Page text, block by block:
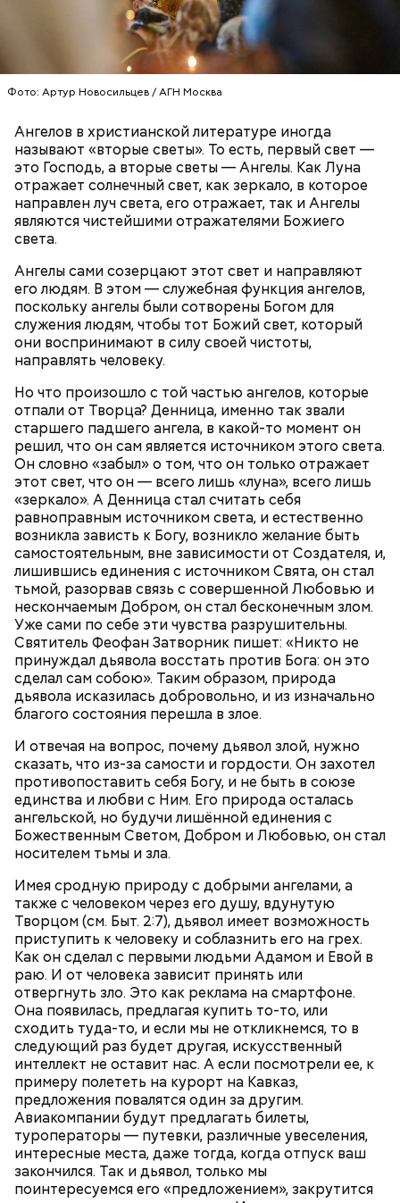
Фото: Артур Новосильцев / АГН Москва
Ангелов в христианской литературе иногда
называют «вторые светы». То есть, первый свет —
это Господь, а вторые светы — Ангелы. Как Луна
отражает солнечный свет, как зеркало, в которое
направлен луч света, его отражает, так и Ангелы
являются чистейшими отражателями Божиего
света.
Ангелы сами созерцают этот свет и направляют
его людям. В этом — служебная функция ангелов,
поскольку ангелы были сотворены Богом для
служения людям, чтобы тот Божий свет, который
они воспринимают в силу своей чистоты,
направлять человеку.
Но что произошло с той частью ангелов, которые
отпали от Творца? Денница, именно так звали
старшего падшего ангела, в какой-то момент он
решил, что он сам является источником этого света.
Он словно «забыл» о том, что он только отражает
этот свет, что он — всего лишь «луна», всего лишь
«зеркало». А Денница стал считать себя
равноправным источником света, и естественно
возникла зависть к Богу, возникло желание быть
самостоятельным, вне зависимости от Создателя, и,
лишившись единения с источником Свята, он стал
тьмой, разорвав связь с совершенной Любовью и
нескончаемым Добром, он стал бесконечным злом.
Уже сами по себе эти чувства разрушительны.
Святитель Феофан Затворник пишет: «Никто не
принуждал дьявола восстать против Бога: он это
сделал сам собою». Таким образом, природа
дьявола исказилась добровольно, и из изначально
благого состояния перешла в злое.
И отвечая на вопрос, почему дьявол злой, нужно
сказать, что из-за самости и гордости. Он захотел
противопоставить себя Богу, и не быть в союзе
единства и любви с Ним. Его природа осталась
ангельской, но будучи лишённой единения с
Божественным Светом, Добром и Любовью, он стал
носителем тьмы и зла.
Имея сродную природу с добрыми ангелами, а
также с человеком через его душу, вдунутую
Творцом (см. Быт. 2:7), дьявол имеет возможность
приступить к человеку и соблазнить его на грех.
Как он сделал с первыми людьми Адамом и Евой в
раю. И от человека зависит принять или
отвергнуть зло. Это как реклама на смартфоне.
Она появилась, предлагая купить то-то, или
сходить туда-то, и если мы не откликнемся, то в
следующий раз будет другая, искусственный
интеллект не оставит нас. А если посмотрели ее, к
примеру полететь на курорт на Кавказ,
предложения повалятся один за другим.
Авиакомпании будут предлагать билеты,
туроператоры — путевки, различные увеселения,
интересные места, даже тогда, когда отпуск ваш
закончился. Так и дьявол, только мы
поинтересуемся его «предложением», закрутится
Спагетти из кабачков
Ингредиенты:
кабачок;
брынза;
растительное масло;
помидоры черри либо грунтовые.
— В дыне содержится много сахара, который
представлен фруктозой. С одной стороны — это
хорошо, потому что дает энергию. Но важно
помнить, что сладкими дынями не нужно сильно
увлекаться, так же как и арбузами, людям с
сахарным диабетом и лишним весом, —
подчеркнула доктор.
Терапевт Кондрахин назвал
продукты и напитки, которые
выводят токсины из организма
Ранние плоды, по словам врача, лучше не есть:
беременным, кормящим женщинам;
людям с ослабленной иммунной системой;
пожилым;
детям.
— Там может содержаться огромное количество
нитратов, которое вызовет головокружение,
предостерегла Соломатина.
Чистит сосуды и защищает от
рака: чем полезен кресс-салат